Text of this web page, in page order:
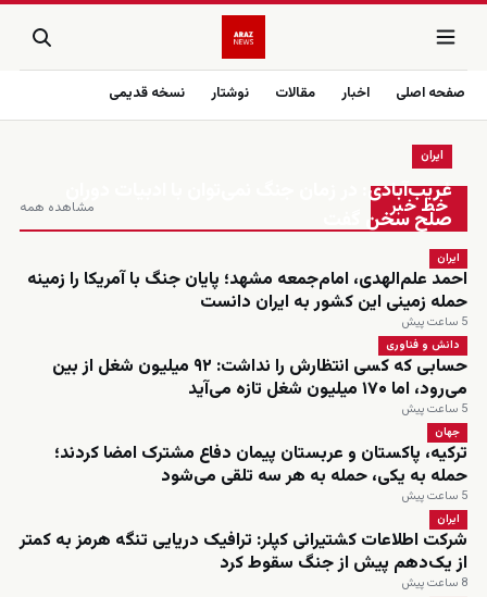
صفحه اصلی اخبار مقالات نوشتار نسخه قدیمی
زنده
خط خبر مشاهده همه
ایران
غریب‌آبادی: در زمان جنگ نمی‌توان با ادبیات دوران
صلح سخن گفت
ایران
احمد علم‌الهدی، امام‌جمعه مشهد؛ پایان جنگ با آمریکا را زمینه
حمله زمینی این کشور به ایران دانست
5 ساعت پیش
دانش و فناوری
حسابی که کسی انتظارش را نداشت: ۹۲ میلیون شغل از بین
می‌رود، اما ۱۷۰ میلیون شغل تازه می‌آید
5 ساعت پیش
جهان
ترکیه، پاکستان و عربستان پیمان دفاع مشترک امضا کردند؛
حمله به یکی، حمله به هر سه تلقی می‌شود
5 ساعت پیش
ایران
شرکت اطلاعات کشتیرانی کپلر: ترافیک دریایی تنگه هرمز به کمتر
از یک‌دهم پیش از جنگ سقوط کرد
8 ساعت پیش